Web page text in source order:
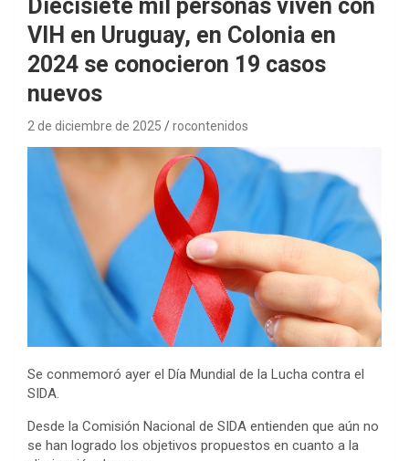
Diecisiete mil personas viven con
VIH en Uruguay, en Colonia en
2024 se conocieron 19 casos
nuevos
2 de diciembre de 2025 rocontenidos
Se conmemoró ayer el Día Mundial de la Lucha contra el
SIDA.
Desde la Comisión Nacional de SIDA entienden que aún no
se han logrado los objetivos propuestos en cuanto a la